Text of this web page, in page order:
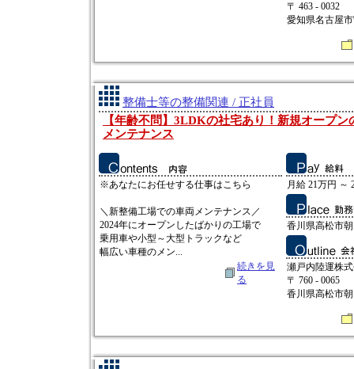
〒 463 - 0032
愛知県名古屋
整備士等の整備関連 / 正社員
【年齢不問】3LDKの社宅あり！新規オープン
メンテナンス
※あなたにお任せする仕事はこちら
＼新整備工場での車両メンテナンス／
2024年にオープンしたばかりの工場で
乗用車や小型～大型トラックなど
幅広い車種のメン...
続きを見
る
月給 21万円 ～
香川県高松市
瀬戸内陸運株
〒 760 - 0065
香川県高松市